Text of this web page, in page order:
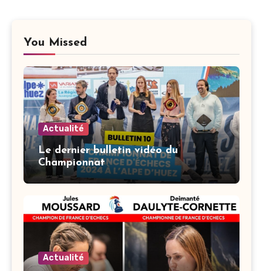
You Missed
Actualité
Le dernier bulletin vidéo du
Championnat
Actualité